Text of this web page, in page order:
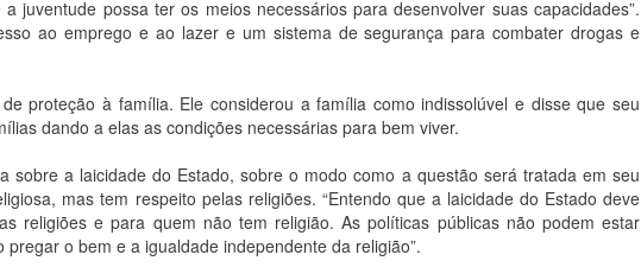
juventude possa ter os meios necessários para desenvolver suas capacidades”.
ao emprego e ao lazer e um sistema de segurança para combater drogas e
proteção à família. Ele considerou a família como indissolúvel e disse que seu
dando a elas as condições necessárias para bem viver.
sobre a laicidade do Estado, sobre o modo como a questão será tratada em seu
mas tem respeito pelas religiões. “Entendo que a laicidade do Estado deve
religiões e para quem não tem religião. As políticas públicas não podem estar
o bem e a igualdade independente da religião”.